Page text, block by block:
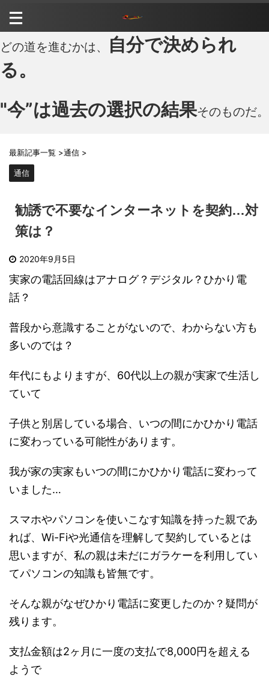
どの道を進むかは、
自分で決められ
る。
"今”は過去の選択の結果そのものだ。
最新記事一覧 >通信 >
通信
勧誘で不要なインターネットを契約…対
策は？
2020年9月5日
実家の電話回線はアナログ？デジタル？ひかり電
話？
普段から意識することがないので、わからない方も
多いのでは？
年代にもよりますが、60代以上の親が実家で生活し
ていて
子供と別居している場合、いつの間にかひかり電話
に変わっている可能性があります。
我が家の実家もいつの間にかひかり電話に変わって
いました…
スマホやパソコンを使いこなす知識を持った親であ
れば、Wi-Fiや光通信を理解して契約しているとは
思いますが、私の親は未だにガラケーを利用してい
てパソコンの知識も皆無です。
そんな親がなぜひかり電話に変更したのか？疑問が
残ります。
支払金額は2ヶ月に一度の支払で8,000円を超える
ようで